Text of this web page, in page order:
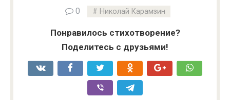
0 Николай Карамзин
Понравилось стихотворение?
Поделитесь с друзьями!